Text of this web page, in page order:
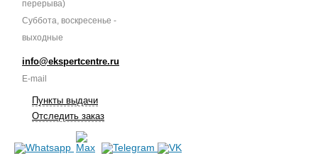
перерыва)
Суббота, воскресенье -
выходные
info@ekspertcentre.ru
E-mail
Пункты выдачи
Отследить заказ